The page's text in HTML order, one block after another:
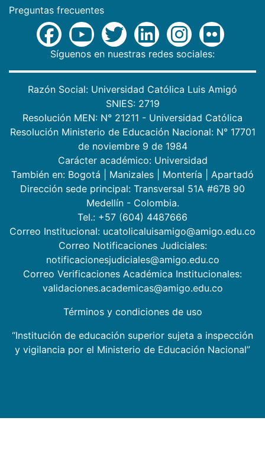
Preguntas frecuentes
Síguenos en nuestras redes sociales:
Razón Social: Universidad Católica Luis Amigó
SNIES: 2719
Resolución MEN: N° 21211 - Universidad Católica
Resolución Ministerio de Educación Nacional: N° 17701
de noviembre 9 de 1984
Carácter académico: Universidad
También en: Bogotá Manizales Montería
Apartadó
Dirección sede principal: Transversal 51A #67B 90
Medellín - Colombia.
Tel.: +57 (604) 4487666
Correo Institucional: ucatolicaluisamigo@amigo.edu.co
Correo Notificaciones Judiciales:
notificacionesjudiciales@amigo.edu.co
Correo Verificaciones Académica Institucionales:
validaciones.academicas@amigo.edu.co
Términos y condiciones de uso
“Institución de educación superior sujeta a inspección
y vigilancia por el Ministerio de Educación Nacional”